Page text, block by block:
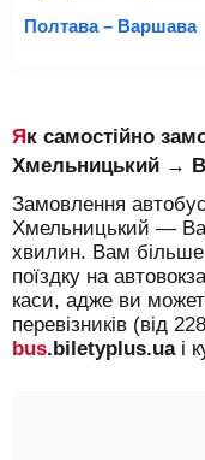
Полтава – Варшава
Як самостійно
Хмельницький →
Замовлення
Хмельницький —
хвилин. Вам більше
поїздку на
каси, адже ви
перевізників (від
bus.biletyplus.uaі